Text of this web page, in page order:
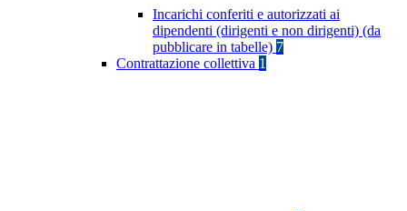
Incarichi conferiti e autorizzati ai
dipendenti (dirigenti e non dirigenti) (da
pubblicare in tabelle) 7
Contrattazione collettiva 1